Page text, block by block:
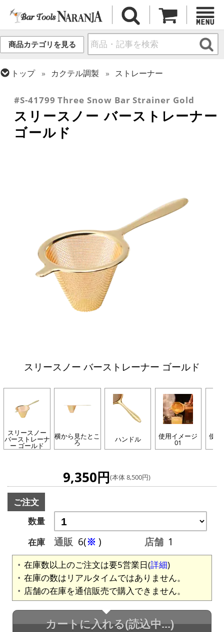
商品カテゴリを見る
トップ カクテル調製
ストレーナー
#S-41799 Three Snow Bar Strainer Gold
スリースノー バーストレーナー
ゴールド
スリースノー バーストレーナー ゴールド
スリースノー
バーストレーナ
ー ゴールド
横から見たとこ
ろ ハンドル 使用イメージ
01
使用
9,350円(本体 8,500円)
ご注文
数量
在庫
通販 6(※ ) 店舗 1
在庫数以上のご注文は要5営業日(詳細)
在庫の数はリアルタイムではありません。
店舗の在庫を通信販売で購入できません。
カートに入れる(読込中...)